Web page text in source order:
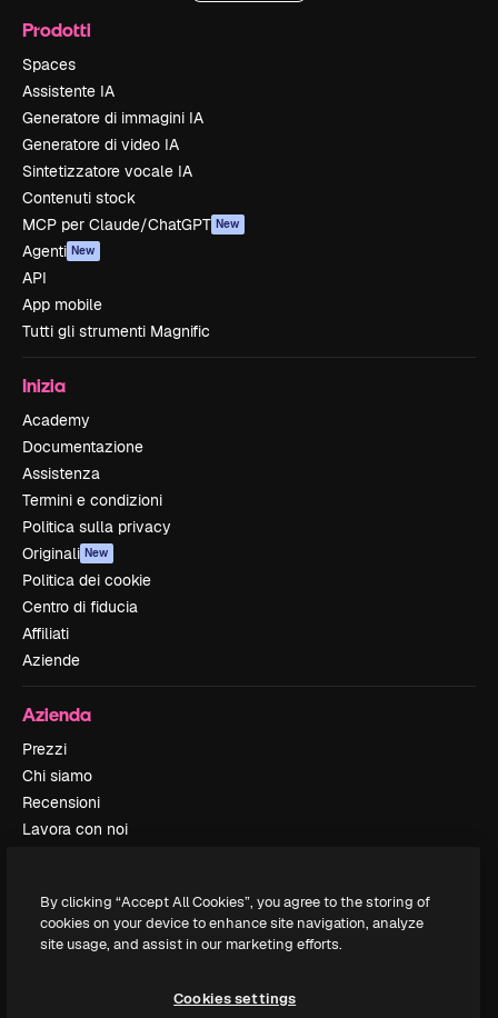
Prodotti
Spaces
Assistente IA
Generatore di immagini IA
Generatore di video IA
Sintetizzatore vocale IA
Contenuti stock
MCP per Claude/ChatGPT New
Agenti New
API
App mobile
Tutti gli strumenti Magnific
Inizia
Academy
Documentazione
Assistenza
Termini e condizioni
Politica sulla privacy
Originali New
Politica dei cookie
Centro di fiducia
Affiliati
Aziende
Azienda
Prezzi
Chi siamo
Recensioni
Lavora con noi
Eventi
Slidesgo
By clicking “Accept All Cookies”, you agree to the storing of
cookies on your device to enhance site navigation, analyze
site usage, and assist in our marketing efforts.
Cookies settings